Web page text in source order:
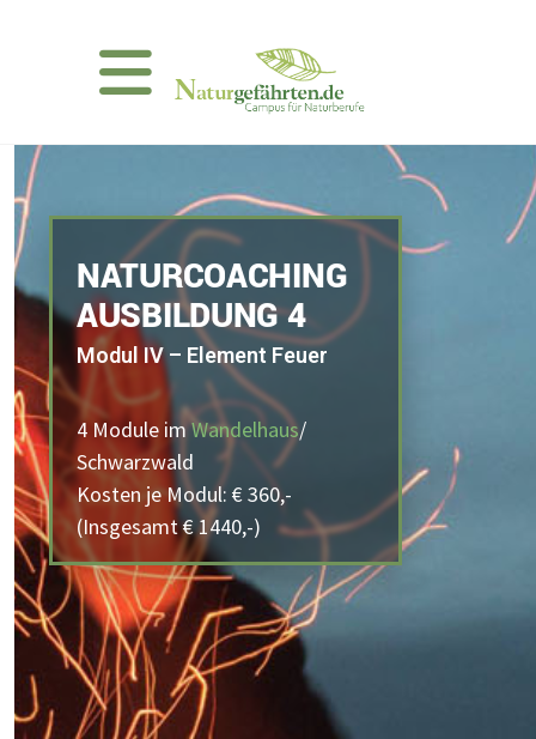
NATURCOACHING
AUSBILDUNG 4
Modul IV – Element Feuer
4 Module imWandelhaus/
Schwarzwald
Kosten je Modul: € 360,-
(Insgesamt € 1440,-)